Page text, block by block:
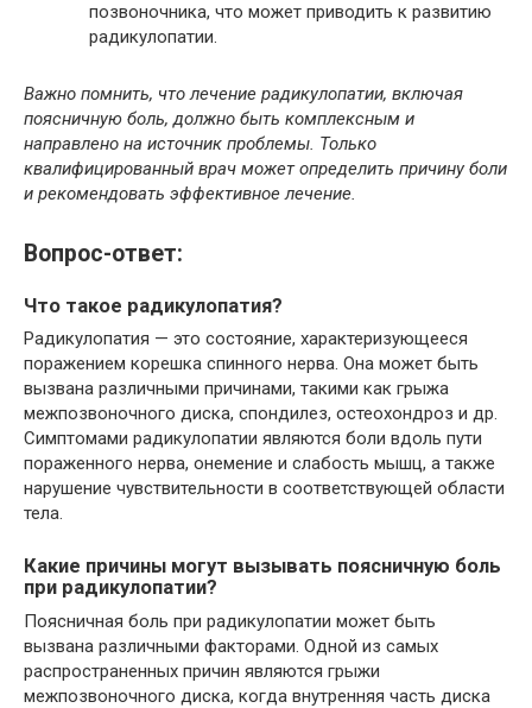
позвоночника, что может приводить к развитию
радикулопатии.
Важно помнить, что лечение радикулопатии, включая
поясничную боль, должно быть комплексным и
направлено на источник проблемы. Только
квалифицированный врач может определить причину боли
и рекомендовать эффективное лечение.
Вопрос-ответ:
Что такое радикулопатия?
Радикулопатия — это состояние, характеризующееся
поражением корешка спинного нерва. Она может быть
вызвана различными причинами, такими как грыжа
межпозвоночного диска, спондилез, остеохондроз и др.
Симптомами радикулопатии являются боли вдоль пути
пораженного нерва, онемение и слабость мышц, а также
нарушение чувствительности в соответствующей области
тела.
Какие причины могут вызывать поясничную боль
при радикулопатии?
Поясничная боль при радикулопатии может быть
вызвана различными факторами. Одной из самых
распространенных причин являются грыжи
межпозвоночного диска, когда внутренняя часть диска